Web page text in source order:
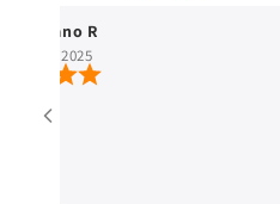
Stefano R
ott 4, 2025